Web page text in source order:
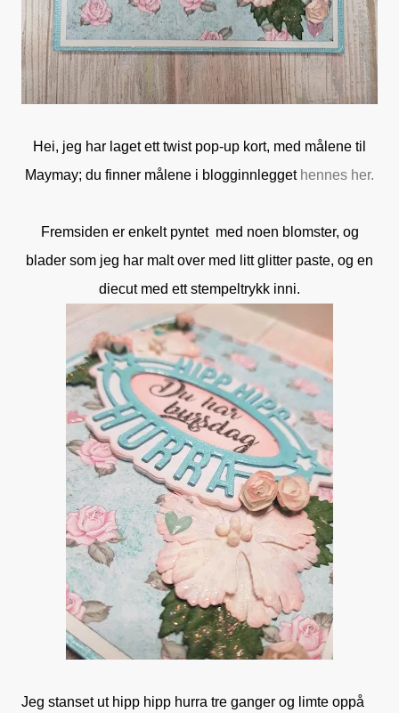
Hei, jeg har laget ett twist pop-up kort, med målene til
Maymay; du finner målene i blogginnlegget hennes her.
Fremsiden er enkelt pyntet med noen blomster, og
blader som jeg har malt over med litt glitter paste, og en
diecut med ett stempeltrykk inni.
Jeg stanset ut hipp hipp hurra tre ganger og limte oppå